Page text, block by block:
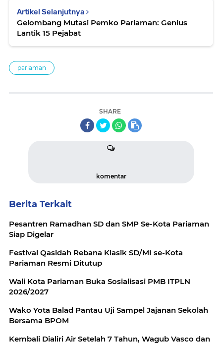
Artikel Selanjutnya
Gelombang Mutasi Pemko Pariaman: Genius
Lantik 15 Pejabat
pariaman
SHARE
komentar
Berita Terkait
Pesantren Ramadhan SD dan SMP Se-Kota Pariaman
Siap Digelar
Festival Qasidah Rebana Klasik SD/MI se-Kota
Pariaman Resmi Ditutup
Wali Kota Pariaman Buka Sosialisasi PMB ITPLN
2026/2027
Wako Yota Balad Pantau Uji Sampel Jajanan Sekolah
Bersama BPOM
Kembali Dialiri Air Setelah 7 Tahun, Wagub Vasco dan